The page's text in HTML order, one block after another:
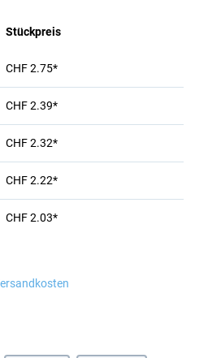
Stückpreis
CHF 2.75*
CHF 2.39*
CHF 2.32*
CHF 2.22*
CHF 2.03*